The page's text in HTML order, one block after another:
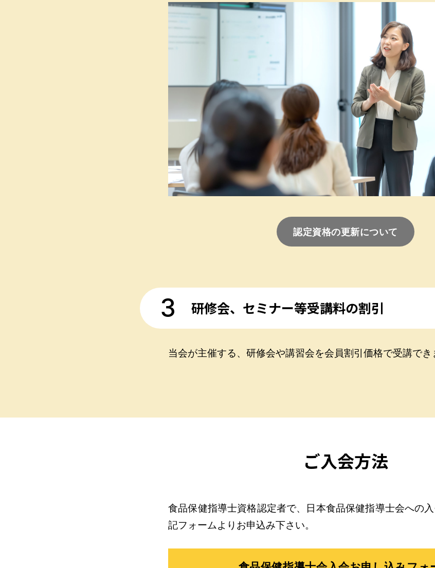
認定資格の更新について
3 研修会、セミナー等受講料の割引
当会が主催する、研修会や講習会を会員割引価格で受講でき
ご入会方法
食品保健指導士資格認定者で、日本食品保健指導士会への
記フォームよりお申込み下さい。